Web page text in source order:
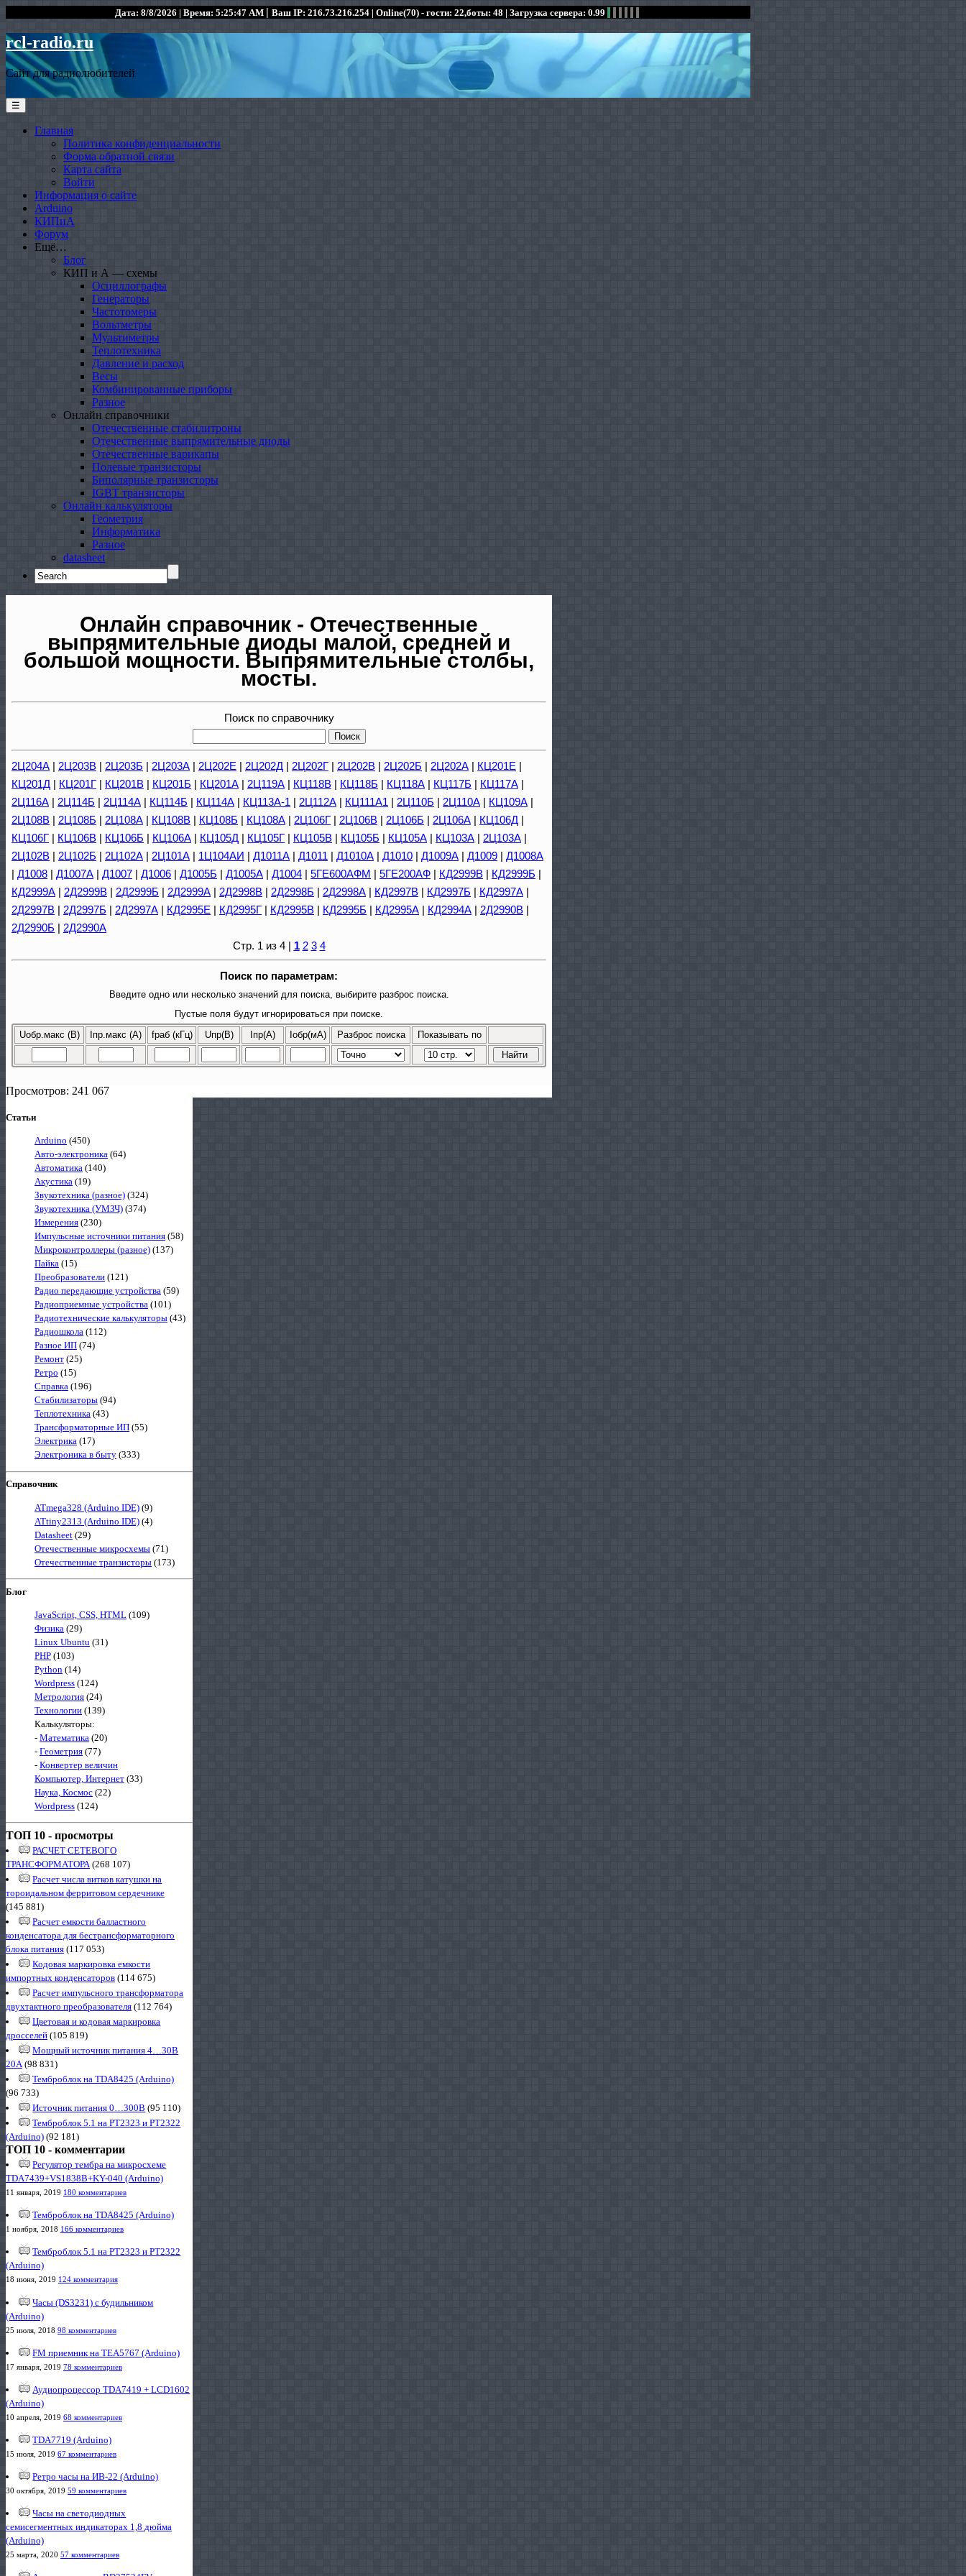
Дата: 8/8/2026 | Время: 5:25:47 AM | Ваш IP: 216.73.216.254 | Online(70) - гости: 22,боты: 48 | Загрузка сервера: 0.99
rcl-radio.ru
Сайт для радиолюбителей
☰
Главная
Политика конфиденциальности
Форма обратной связи
Карта сайта
Войти
Информация о сайте
Arduino
КИПиА
Форум
Ещё…
Блог
КИП и А — схемы
Осциллографы
Генераторы
Частотомеры
Вольтметры
Мультиметры
Теплотехника
Давление и расход
Весы
Комбинированные приборы
Разное
Онлайн справочники
Отечественные стабилитроны
Отечественные выпрямительные диоды
Отечественные варикапы
Полевые транзисторы
Биполярные транзисторы
IGBT транзисторы
Онлайн калькуляторы
Геометрия
Информатика
Разное
datasheet
Search
for:
Онлайн справочник - Отечественные
выпрямительные диоды малой, средней и
большой мощности. Выпрямительные столбы,
мосты.
Поиск по справочнику
2Ц204А | 2Ц203В | 2Ц203Б | 2Ц203А | 2Ц202Е | 2Ц202Д | 2Ц202Г | 2Ц202В | 2Ц202Б | 2Ц202А | КЦ201Е |
КЦ201Д | КЦ201Г | КЦ201В | КЦ201Б | КЦ201А | 2Ц119А | КЦ118В | КЦ118Б | КЦ118А | КЦ117Б | КЦ117А |
2Ц116А | 2Ц114Б | 2Ц114А | КЦ114Б | КЦ114А | КЦ113А-1 | 2Ц112А | КЦ111А1 | 2Ц110Б | 2Ц110А | КЦ109А |
2Ц108В | 2Ц108Б | 2Ц108А | КЦ108В | КЦ108Б | КЦ108А | 2Ц106Г | 2Ц106В | 2Ц106Б | 2Ц106А | КЦ106Д |
КЦ106Г | КЦ106В | КЦ106Б | КЦ106А | КЦ105Д | КЦ105Г | КЦ105В | КЦ105Б | КЦ105А | КЦ103А | 2Ц103А |
2Ц102В | 2Ц102Б | 2Ц102А | 2Ц101А | 1Ц104АИ | Д1011А | Д1011 | Д1010А | Д1010 | Д1009А | Д1009 | Д1008А
| Д1008 | Д1007А | Д1007 | Д1006 | Д1005Б | Д1005А | Д1004 | 5ГЕ600АФМ | 5ГЕ200АФ | КД2999В | КД2999Б |
КД2999А | 2Д2999В | 2Д2999Б | 2Д2999А | 2Д2998В | 2Д2998Б | 2Д2998А | КД2997В | КД2997Б | КД2997А |
2Д2997В | 2Д2997Б | 2Д2997А | КД2995Е | КД2995Г | КД2995В | КД2995Б | КД2995А | КД2994А | 2Д2990В |
2Д2990Б | 2Д2990А
Стр. 1 из 4 | 1 2 3 4
Поиск по параметрам:
Введите одно или несколько значений для поиска, выбирите разброс поиска.
Пустые поля будут игнорироваться при поиске.
Uобр.макс (В) Iпр.макс (A) fраб (кГц) Uпр(В) Iпр(А) Iобр(мА) Разброс поиска Показывать по
Просмотров: 241 067
Статьи
Arduino (450)
Авто-электроника (64)
Автоматика (140)
Акустика (19)
Звукотехника (разное) (324)
Звукотехника (УМЗЧ) (374)
Измерения (230)
Импульсные источники питания (58)
Микроконтроллеры (разное) (137)
Пайка (15)
Преобразователи (121)
Радио передающие устройства (59)
Радиоприемные устройства (101)
Радиотехнические калькуляторы (43)
Радиошкола (112)
Разное ИП (74)
Ремонт (25)
Ретро (15)
Справка (196)
Стабилизаторы (94)
Теплотехника (43)
Трансформаторные ИП (55)
Электрика (17)
Электроника в быту (333)
Справочник
ATmega328 (Arduino IDE) (9)
ATtiny2313 (Arduino IDE) (4)
Datasheet (29)
Отечественные микросхемы (71)
Отечественные транзисторы (173)
Блог
JavaScript, CSS, HTML (109)
Физика (29)
Linux Ubuntu (31)
PHP (103)
Python (14)
Wordpress (124)
Метрология (24)
Технологии (139)
Калькуляторы:
- Математика (20)
- Геометрия (77)
- Конвертер величин
Компьютер, Интернет (33)
Наука, Космос (22)
Wordpress (124)
ТОП 10 - просмотры
РАСЧЕТ СЕТЕВОГО
ТРАНСФОРМАТОРА(268 107)
Расчет числа витков катушки на
тороидальном ферритовом сердечнике
(145 881)
Расчет емкости балластного
конденсатора для бестрансформаторного
блока питания (117 053)
Кодовая маркировка емкости
импортных конденсаторов (114 675)
Расчет импульсного трансформатора
двухтактного преобразователя (112 764)
Цветовая и кодовая маркировка
дросселей (105 819)
Мощный источник питания 4…30В
20А(98 831)
Темброблок на TDA8425 (Arduino)
(96 733)
Источник питания 0…300В (95 110)
Темброблок 5.1 на PT2323 и PT2322
(Arduino) (92 181)
ТОП 10 - комментарии
Регулятор тембра на микросхеме
TDA7439+VS1838B+KY-040 (Arduino)
11 января, 2019 180 комментариев
Темброблок на TDA8425 (Arduino)
1 ноября, 2018 166 комментариев
Темброблок 5.1 на PT2323 и PT2322
(Arduino)
18 июня, 2019 124 комментария
Часы (DS3231) с будильником
(Arduino)
25 июля, 2018 98 комментариев
FM приемник на TEA5767 (Arduino)
17 января, 2019 78 комментариев
Аудиопроцессор TDA7419 + LCD1602
(Arduino)
10 апреля, 2019 68 комментариев
TDA7719 (Arduino)
15 июля, 2019 67 комментариев
Ретро часы на ИВ-22 (Arduino)
30 октября, 2019 59 комментариев
Часы на светодиодных
семисегментных индикаторах 1,8 дюйма
(Arduino)
25 марта, 2020 57 комментариев